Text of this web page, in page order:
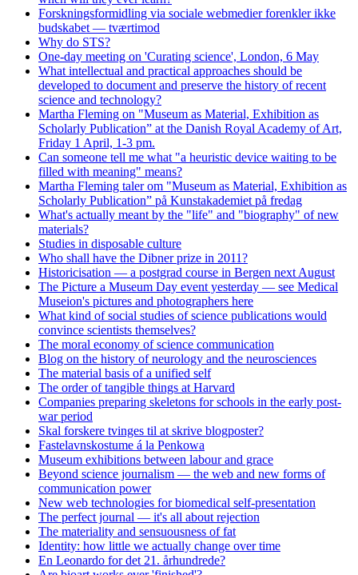
Forskningsformidling via sociale webmedier forenkler ikke
budskabet — tværtimod
Why do STS?
One-day meeting on 'Curating science', London, 6 May
What intellectual and practical approaches should be
developed to document and preserve the history of recent
science and technology?
Martha Fleming on "Museum as Material, Exhibition as
Scholarly Publication” at the Danish Royal Academy of Art,
Friday 1 April, 1-3 pm.
Can someone tell me what "a heuristic device waiting to be
filled with meaning" means?
Martha Fleming taler om "Museum as Material, Exhibition as
Scholarly Publication” på Kunstakademiet på fredag
What's actually meant by the "life" and "biography" of new
materials?
Studies in disposable culture
Who shall have the Dibner prize in 2011?
Historicisation — a postgrad course in Bergen next August
The Picture a Museum Day event yesterday — see Medical
Museion's pictures and photographers here
What kind of social studies of science publications would
convince scientists themselves?
The moral economy of science communication
Blog on the history of neurology and the neurosciences
The material basis of a unified self
The order of tangible things at Harvard
Companies preparing skeletons for schools in the early post-
war period
Skal forskere tvinges til at skrive blogposter?
Fastelavnskostume á la Penkowa
Museum exhibitions between labour and grace
Beyond science journalism — the web and new forms of
communication power
New web technologies for biomedical self-presentation
The perfect journal — it's all about rejection
The materiality and sensuousness of fat
Identity: how little we actually change over time
En Leonardo for det 21. århundrede?